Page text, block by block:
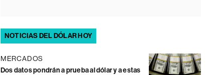
NOTICIAS DEL DÓLAR HOY
MERCADOS
Dos datos pondrán a prueba al dólar y a estas